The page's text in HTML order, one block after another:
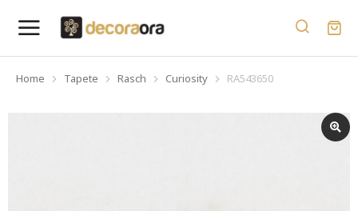
You are here:
Home Tapete Rasch Curiosity RA543650